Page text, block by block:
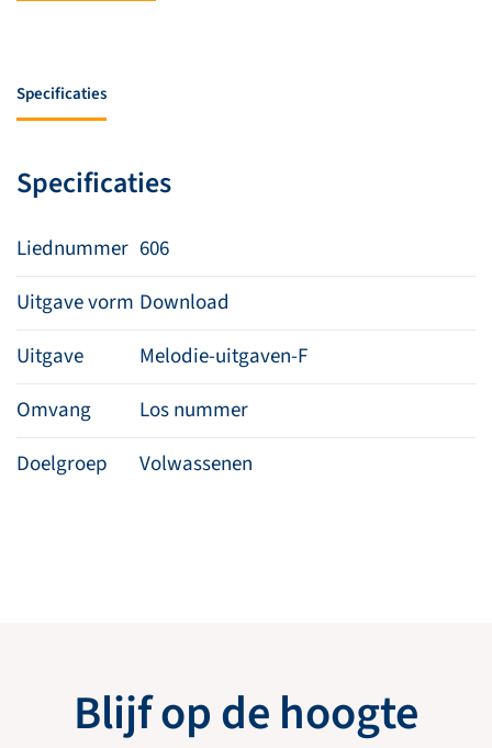
veilig
rustend
armen,
Heer
Specificaties
Specificaties
Liednummer 606
Uitgave vorm Download
Uitgave
Melodie-uitgaven-F
Omvang
Los nummer
Doelgroep
Volwassenen
Blijf op de hoogte